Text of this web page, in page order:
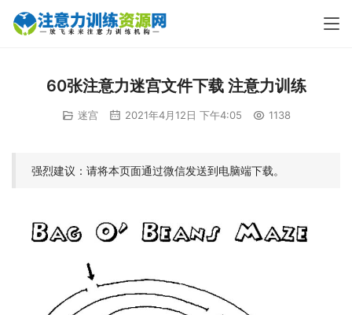
60张注意力迷宫文件下载 注意力训练
迷宫 2021年4月12日 下午4:05 1138
强烈建议：请将本页面通过微信发送到电脑端下载。